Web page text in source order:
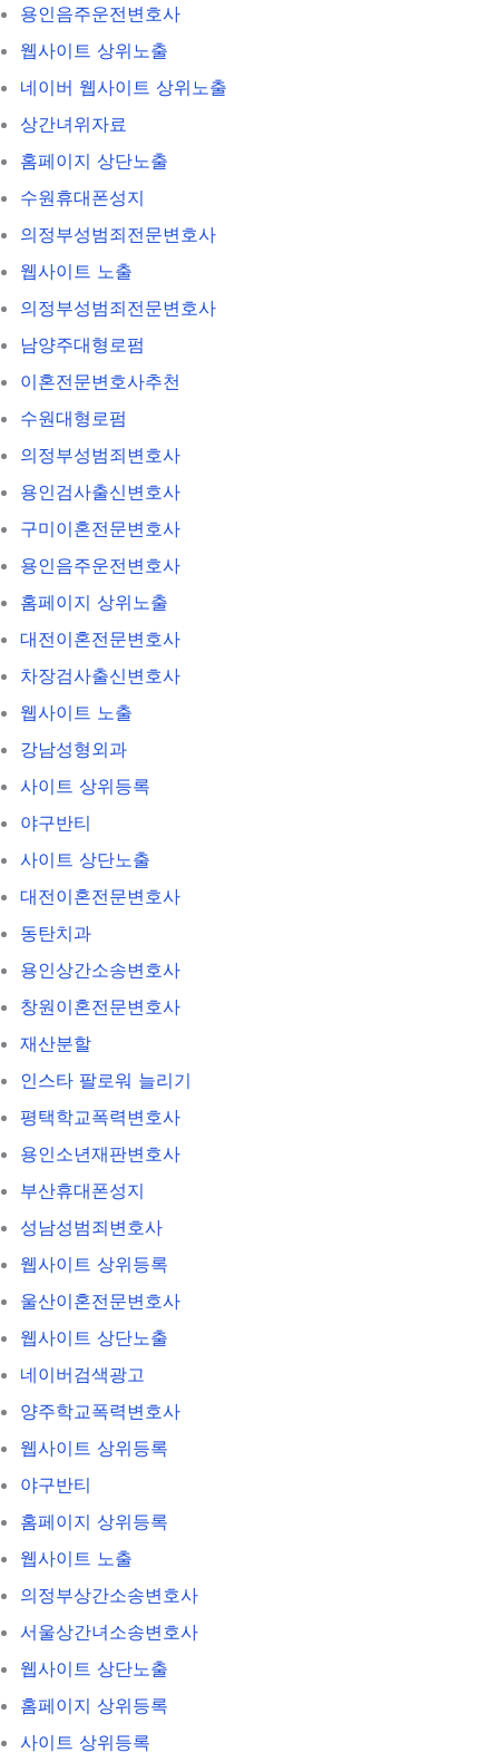
용인음주운전변호사
웹사이트 상위노출
네이버 웹사이트 상위노출
상간녀위자료
홈페이지 상단노출
수원휴대폰성지
의정부성범죄전문변호사
웹사이트 노출
의정부성범죄전문변호사
남양주대형로펌
이혼전문변호사추천
수원대형로펌
의정부성범죄변호사
용인검사출신변호사
구미이혼전문변호사
용인음주운전변호사
홈페이지 상위노출
대전이혼전문변호사
차장검사출신변호사
웹사이트 노출
강남성형외과
사이트 상위등록
야구반티
사이트 상단노출
대전이혼전문변호사
동탄치과
용인상간소송변호사
창원이혼전문변호사
재산분할
인스타 팔로워 늘리기
평택학교폭력변호사
용인소년재판변호사
부산휴대폰성지
성남성범죄변호사
웹사이트 상위등록
울산이혼전문변호사
웹사이트 상단노출
네이버검색광고
양주학교폭력변호사
웹사이트 상위등록
야구반티
홈페이지 상위등록
웹사이트 노출
의정부상간소송변호사
서울상간녀소송변호사
웹사이트 상단노출
홈페이지 상위등록
사이트 상위등록